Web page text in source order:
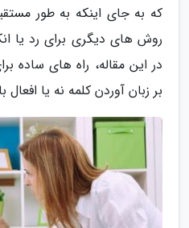
که به جای اینکه به طور
روش های دیگری برای رد یا
در این مقاله، راه های ساده
بر زبان آوردن کلمه نه یا افعال